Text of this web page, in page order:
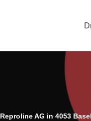
AG in 4053 Basel